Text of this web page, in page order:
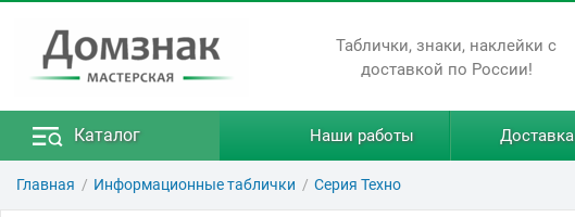
Таблички, знаки, наклейки с
доставкой по России!
Каталог Наши работы Доставка
Главная Информационные таблички Серия Техно